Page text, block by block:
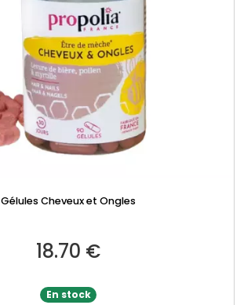
Gélules Cheveux et Ongles
18.70 €
En stock